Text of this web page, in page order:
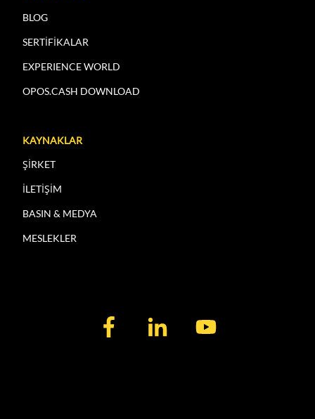
BLOG
SERTİFİKALAR
EXPERIENCE WORLD
OPOS.CASH DOWNLOAD
KAYNAKLAR
ŞİRKET
İLETİŞİM
BASIN & MEDYA
MESLEKLER